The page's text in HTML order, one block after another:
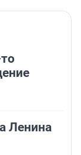
Ленина